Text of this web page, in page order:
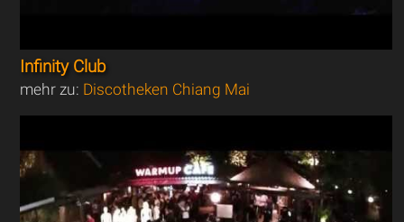
Infinity Club
mehr zu: Discotheken Chiang Mai